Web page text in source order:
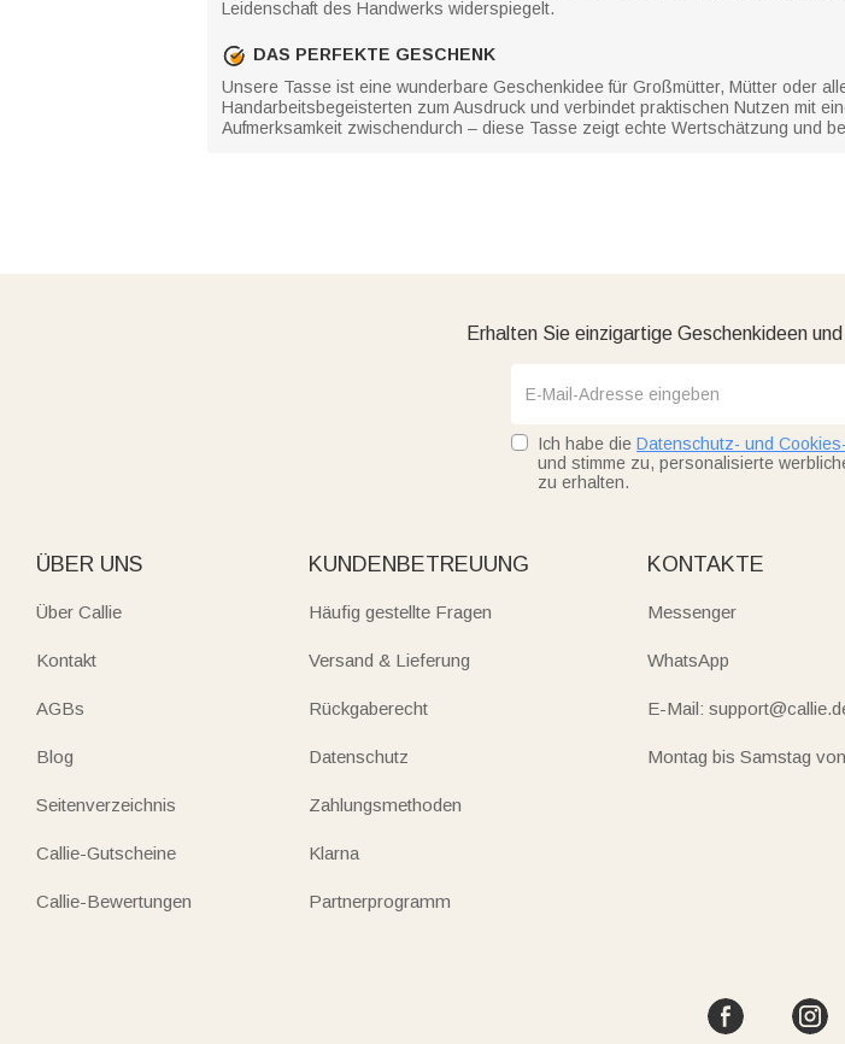
Leidenschaft des Handwerks widerspiegelt.
DAS PERFEKTE GESCHENK
Unsere Tasse ist eine wunderbare Geschenkidee für Großmütter, Mütter oder
Handarbeitsbegeisterten zum Ausdruck und verbindet praktischen Nutzen mit
Aufmerksamkeit zwischendurch – diese Tasse zeigt echte Wertschätzung und
Erhalten Sie einzigartige Geschenkideen
Ich habe die Datenschutz- und
und stimme zu, personalisierte
zu erhalten.
ÜBER UNS
Über Callie
Kontakt
AGBs
Blog
Seitenverzeichnis
Callie-Gutscheine
Callie-Bewertungen
KUNDENBETREUUNG
Häufig gestellte Fragen
Versand & Lieferung
Rückgaberecht
Datenschutz
Zahlungsmethoden
Klarna
Partnerprogramm
KONTAKTE
Messenger
WhatsApp
E-Mail:
Montag bis Samstag